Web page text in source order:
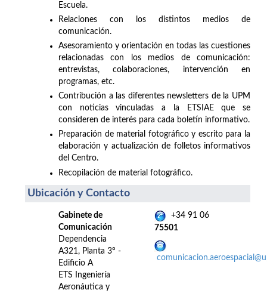
Escuela.
Relaciones con los distintos medios de
comunicación.
Asesoramiento y orientación en todas las cuestiones
relacionadas con los medios de comunicación:
entrevistas, colaboraciones, intervención en
programas, etc.
Contribución a las diferentes newsletters de la UPM
con noticias vinculadas a la ETSIAE que se
consideren de interés para cada boletín informativo.
Preparación de material fotográfico y escrito para la
elaboración y actualización de folletos informativos
del Centro.
Recopilación de material fotográfico.
Ubicación y Contacto
Gabinete de
Comunicación
Dependencia
A321, Planta 3º -
Edificio A
ETS Ingeniería
Aeronáutica y
+34 91 06
75501